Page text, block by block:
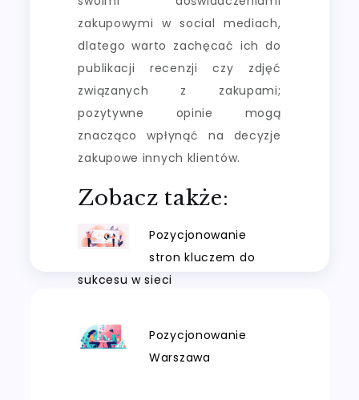
zakupowymi w social mediach,
dlatego warto zachęcać ich do
publikacji recenzji czy zdjęć
związanych z zakupami;
pozytywne opinie mogą
znacząco wpłynąć na decyzje
zakupowe innych klientów.
Zobacz także:
Pozycjonowanie
stron kluczem do
sukcesu w sieci
Pozycjonowanie
Warszawa